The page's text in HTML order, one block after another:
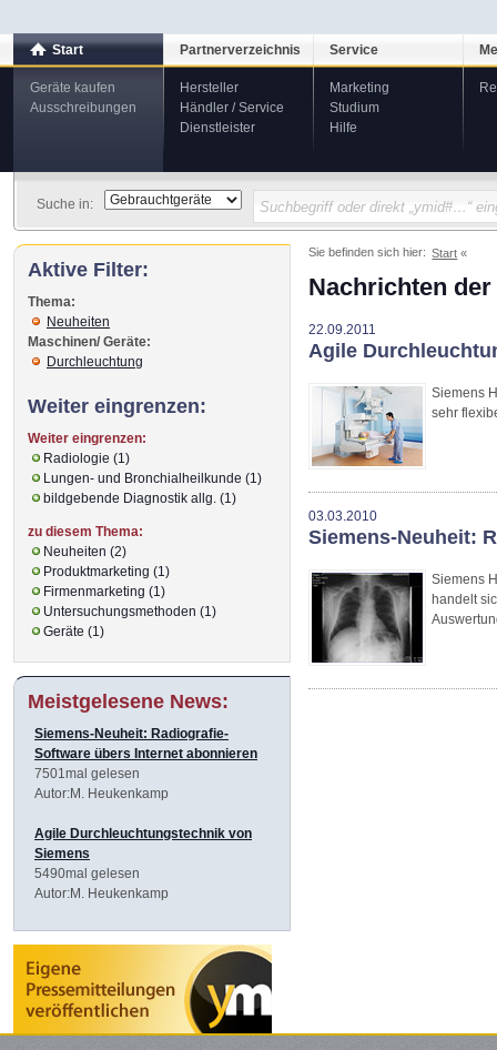
Start
Geräte kaufen
Ausschreibungen
Partnerverzeichnis
Hersteller
Händler / Service
Dienstleister
Service
Marketing
Studium
Hilfe
Suche in:
Sie befinden sich hier: Start
Nachrichten
22.09.2011
Agile
Siemens
sehr
03.03.2010
Siemens-Neuheit:
Siemens
handelt
Aktive Filter:
Thema:
Neuheiten
Maschinen/ Geräte:
Durchleuchtung
Weiter eingrenzen:
Weiter eingrenzen:
Radiologie (1)
Lungen- und Bronchialheilkunde (1)
bildgebende Diagnostik allg. (1)
zu diesem Thema:
Neuheiten (2)
Produktmarketing (1)
Firmenmarketing (1)
Untersuchungsmethoden (1)
Geräte (1)
Meistgelesene News:
Siemens-Neuheit: Radiografie-
Software übers Internet abonnieren
7501mal gelesen
Autor:M. Heukenkamp
Agile Durchleuchtungstechnik von
Siemens
5490mal gelesen
Autor:M. Heukenkamp